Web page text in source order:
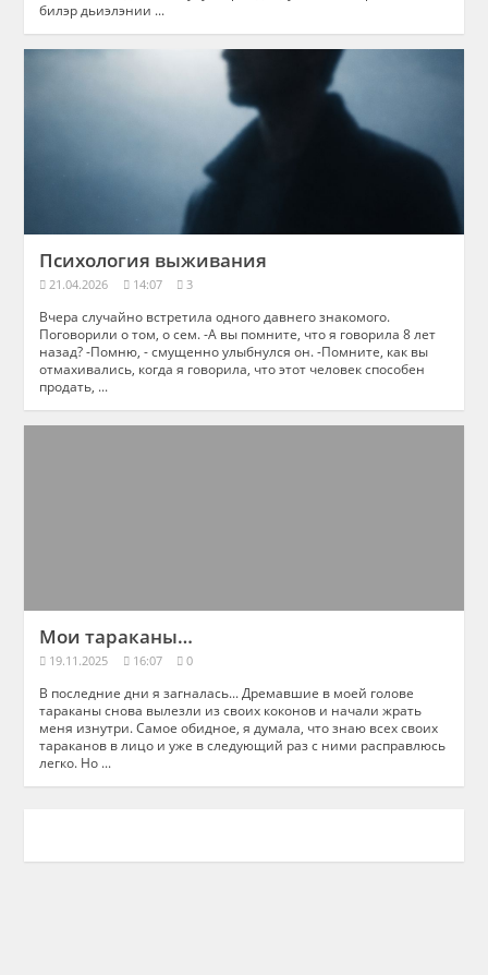
билэр дьиэлэнии ...
Психология выживания
21.04.2026 14:07 3
Вчера случайно встретила одного давнего знакомого.
Поговорили о том, о сем. -А вы помните, что я говорила 8 лет
назад? -Помню, - смущенно улыбнулся он. -Помните, как вы
отмахивались, когда я говорила, что этот человек способен
продать, ...
Мои тараканы…
19.11.2025 16:07 0
В последние дни я загналась... Дремавшие в моей голове
тараканы снова вылезли из своих коконов и начали жрать
меня изнутри. Самое обидное, я думала, что знаю всех своих
тараканов в лицо и уже в следующий раз с ними расправлюсь
легко. Но ...